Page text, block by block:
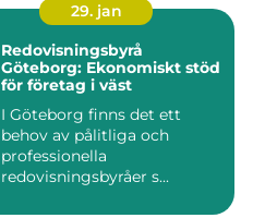
29. jan
Redovisningsbyrå
Göteborg: Ekonomiskt stöd
för företag i väst
I Göteborg finns det ett
behov av pålitliga och
professionella
redovisningsbyråer s...